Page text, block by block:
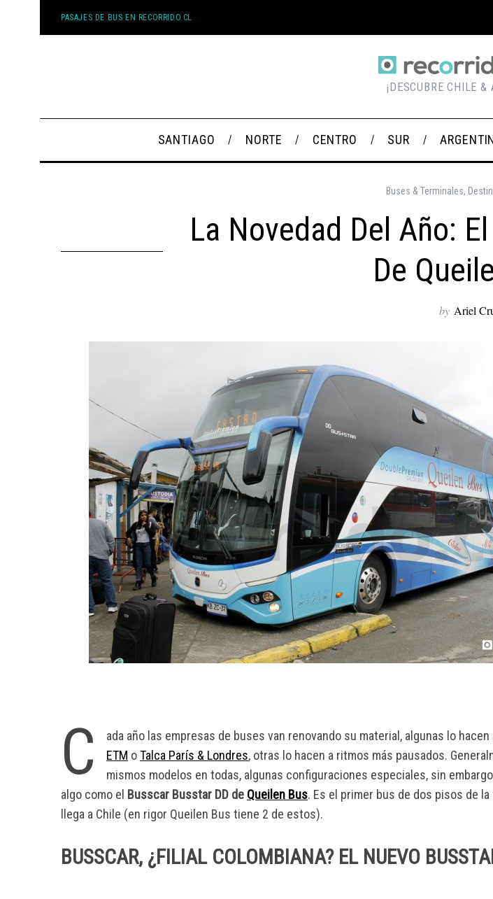
PASAJES DE BUS EN RECORRIDO.CL
¡DESCUBRE CHILE &
SANTIAGO NORTE CENTRO SUR
Buses & Terminales,
La Novedad Del Año:
De
by Ariel
C
ada año las empresas de buses van renovando su material, algunas lo
ETM oTalca París & Londres, otras lo hacen a ritmos más pausados.
mismos modelos en todas, algunas configuraciones especiales, sin
algo como el Busscar Busstar DD de Queilen Bus. Es el primer bus de dos pisos de
llega a Chile (en rigor Queilen Bus tiene 2 de estos).
BUSSCAR, ¿FILIAL COLOMBIANA? EL NUEVO